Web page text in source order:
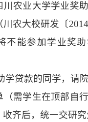
川农业大学学业奖
川农大校研发〔 2014
不能参加学业奖
学贷款的同学，请
（需学生在顶部自
齐后，统一交研究